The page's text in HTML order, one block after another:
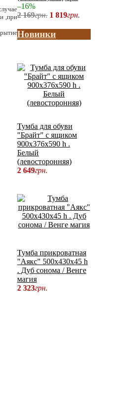
,при
–16%
2 169грн. 1 819грн.
Новинки
Тумба для обуви
"Брайт" с ящиком
900х376х590 h .
Белый
(левосторонняя)
2 649грн.
Тумба прикроватная
"Аякс" 500х430х45 h
. Дуб сонома / Венге
магия
2 323грн.